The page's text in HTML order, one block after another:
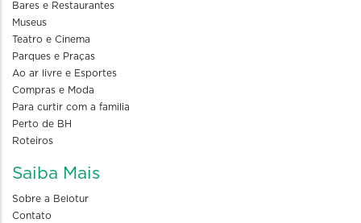
Bares e Restaurantes
Museus
Teatro e Cinema
Parques e Praças
Ao ar livre e Esportes
Compras e Moda
Para curtir com a familia
Perto de BH
Roteiros
Saiba Mais
Sobre a Belotur
Contato